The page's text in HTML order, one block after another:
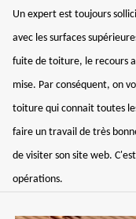
Un expert est toujours
avec les surfaces
fuite de toiture, le recours
mise. Par conséquent, on
toiture qui connait toutes
faire un travail de très
de visiter son site web.
opérations.